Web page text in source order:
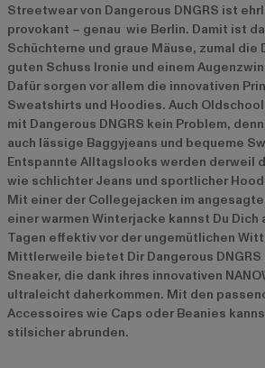
Streetwear von Dangerous DNGRS ist
provokant – genau wie Berlin. Damit ist
Schüchterne und graue Mäuse, zumal
guten Schuss Ironie und einem
Dafür sorgen vor allem die innovativen
Sweatshirts und Hoodies. Auch
mit Dangerous DNGRS kein Problem,
auch lässige Baggyjeans und bequeme
Entspannte Alltagslooks werden derweil
wie schlichter Jeans und sportlicher
Mit einer der Collegejacken im
einer warmen Winterjacke kannst Du Dich
Tagen effektiv vor der ungemütlichen
Mittlerweile bietet Dir Dangerous
Sneaker, die dank ihres innovativen
ultraleicht daherkommen. Mit den
Accessoires wie Caps oder Beanies
stilsicher abrunden.